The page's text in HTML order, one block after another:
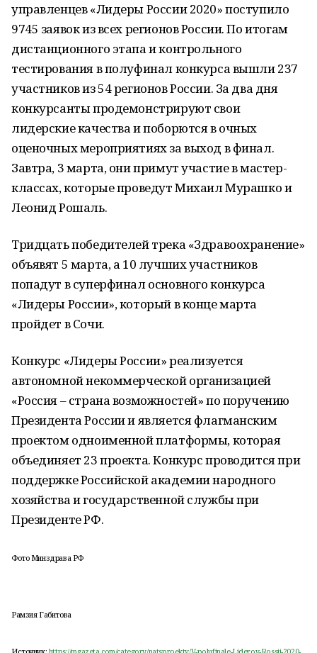
управленцев «Лидеры России 2020» поступило
9745 заявок из всех регионов России. По итогам
дистанционного этапа и контрольного
тестирования в полуфинал конкурса вышли 237
участников из 54 регионов России. За два дня
конкурсанты продемонстрируют свои
лидерские качества и поборются в очных
оценочных мероприятиях за выход в финал.
Завтра, 3 марта, они примут участие в мастер-
классах, которые проведут Михаил Мурашко и
Леонид Рошаль.
Тридцать победителей трека «Здравоохранение»
объявят 5 марта, а 10 лучших участников
попадут в суперфинал основного конкурса
«Лидеры России», который в конце марта
пройдет в Сочи.
Конкурс «Лидеры России» реализуется
автономной некоммерческой организацией
«Россия – страна возможностей» по поручению
Президента России и является флагманским
проектом одноименной платформы, которая
объединяет 23 проекта. Конкурс проводится при
поддержке Российской академии народного
хозяйства и государственной службы при
Президенте РФ.
Фото Минздрава РФ
Рамзия Габитова